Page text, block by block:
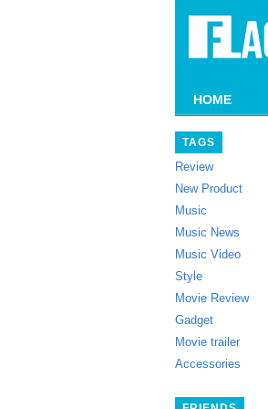
HOME
TAGS
Review
New Product
Music
Music News
Music Video
Style
Movie Review
Gadget
Movie trailer
Accessories